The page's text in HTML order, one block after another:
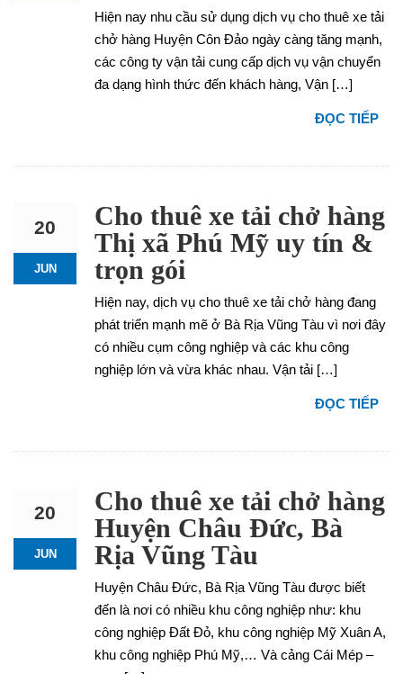
Hiện nay nhu cầu sử dụng dịch vụ cho thuê xe tải
chở hàng Huyện Côn Đảo ngày càng tăng mạnh,
các công ty vận tải cung cấp dịch vụ vận chuyển
đa dạng hình thức đến khách hàng, Vận […]
ĐỌC TIẾP
20
JUN
Cho thuê xe tải chở hàng
Thị xã Phú Mỹ uy tín &
trọn gói
Hiện nay, dịch vụ cho thuê xe tải chở hàng đang
phát triển mạnh mẽ ở Bà Rịa Vũng Tàu vì nơi đây
có nhiều cụm công nghiệp và các khu công
nghiệp lớn và vừa khác nhau. Vận tải […]
ĐỌC TIẾP
20
JUN
Cho thuê xe tải chở hàng
Huyện Châu Đức, Bà
Rịa Vũng Tàu
Huyện Châu Đức, Bà Rịa Vũng Tàu được biết
đến là nơi có nhiều khu công nghiệp như: khu
công nghiệp Đất Đỏ, khu công nghiệp Mỹ Xuân A,
khu công nghiệp Phú Mỹ,… Và cảng Cái Mép –